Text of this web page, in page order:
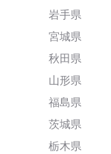
岩手県
宮城県
秋田県
山形県
福島県
茨城県
栃木県